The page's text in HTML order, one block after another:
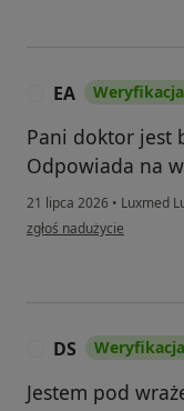
EA
Pani doktor jest
Odpowiada na
21 lipca 2026 • Luxmed
w opinii użytkownika EA
zgłoś nadużycie
DS
Jestem pod